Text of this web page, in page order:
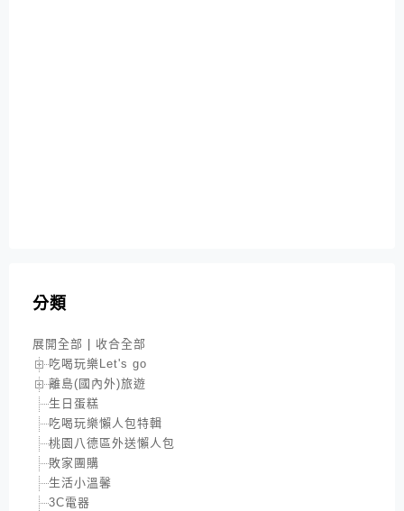
分類
展開全部
收合全部
吃喝玩樂Let's go
離島(國內外)旅遊
生日蛋糕
吃喝玩樂懶人包特輯
桃園八德區外送懶人包
敗家團購
生活小溫馨
3C電器